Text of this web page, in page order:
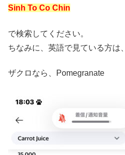
Sinh To Co Chin
で検索してください。
ちなみに、英語で見ている方は、
ザクロなら、Pomegranate